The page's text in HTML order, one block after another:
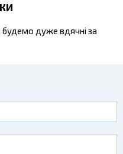
дуже вдячні за